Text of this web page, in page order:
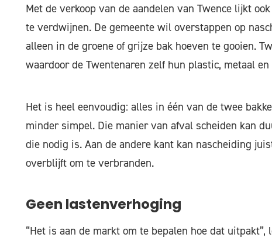
Met de verkoop van de aandelen van Twence lijkt
te verdwijnen. De gemeente wil overstappen op
alleen in de groene of grijze bak hoeven te gooien.
waardoor de Twentenaren zelf hun plastic, metaal
Het is heel eenvoudig: alles in één van de twee
minder simpel. Die manier van afval scheiden kan
die nodig is. Aan de andere kant kan nascheiding
overblijft om te verbranden.
Geen lastenverhoging
“Het is aan de markt om te bepalen hoe dat